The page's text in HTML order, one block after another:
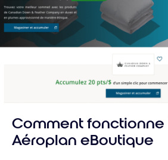
Comment fonctionne
Aéroplan eBoutique